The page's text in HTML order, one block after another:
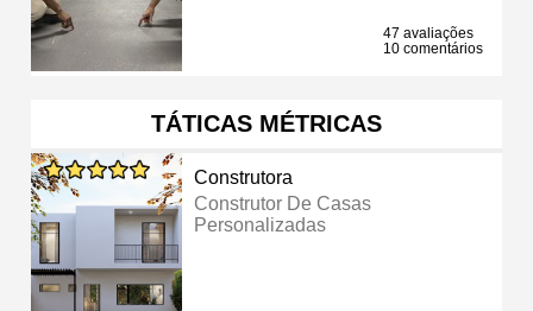
47 avaliações
10 comentários
TÁTICAS MÉTRICAS
Construtora
Construtor De Casas
Personalizadas